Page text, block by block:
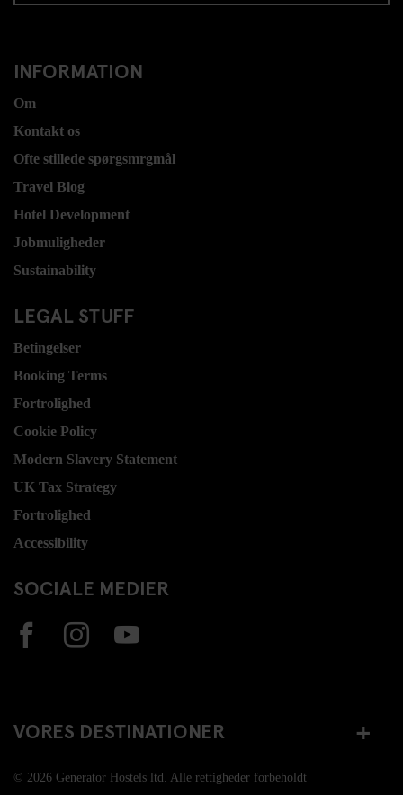
INFORMATION
Om
Kontakt os
Ofte stillede spørgsmrgmål
Travel Blog
Hotel Development
Jobmuligheder
Sustainability
LEGAL STUFF
Betingelser
Booking Terms
Fortrolighed
Cookie Policy
Modern Slavery Statement
UK Tax Strategy
Fortrolighed
Accessibility
SOCIALE MEDIER
VORES DESTINATIONER
© 2026 Generator Hostels ltd. Alle rettigheder forbeholdt